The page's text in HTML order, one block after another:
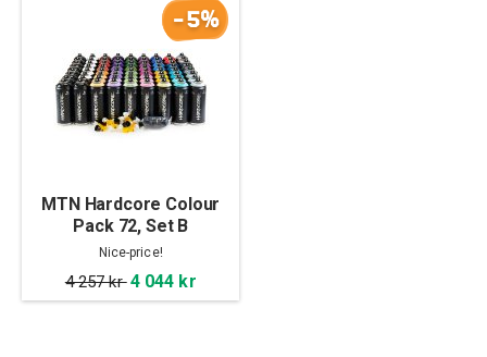
-5%
MTN Hardcore Colour
Pack 72, Set B
Nice-price!
4 257 kr4 044 kr